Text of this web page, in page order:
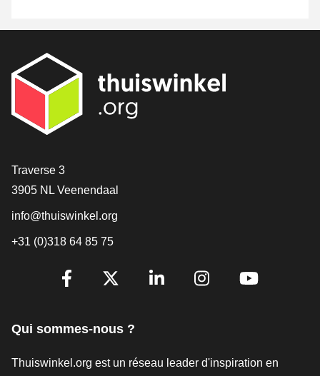
[_General:Contact]
Traverse 3
3905 NL Veenendaal
info@thuiswinkel.org
+31 (0)318 64 85 75
[_General:SocialMediaTitle]
Qui sommes-nous ?
Thuiswinkel.org est un réseau leader d'inspiration en